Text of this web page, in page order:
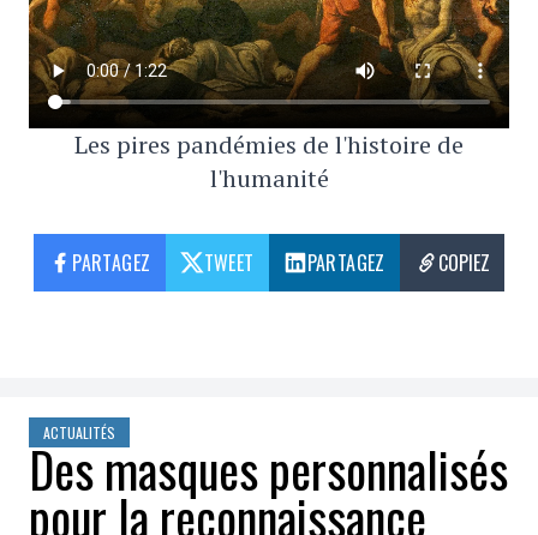
Les pires pandémies de l'histoire de
l'humanité
PARTAGEZ TWEET PARTAGEZ COPIEZ
ACTUALITÉS
Des masques personnalisés
pour la reconnaissance